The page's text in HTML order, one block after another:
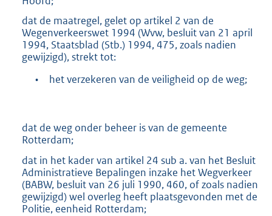
dat de maatregel, gelet op artikel 2 van de
Wegenverkeerswet 1994 (Wvw, besluit van 21 april
1994, Staatsblad (Stb.) 1994, 475, zoals nadien
gewijzigd), strekt tot:
•
het verzekeren van de veiligheid op de weg;
dat de weg onder beheer is van de gemeente
Rotterdam;
dat in het kader van artikel 24 sub a. van het Besluit
Administratieve Bepalingen inzake het Wegverkeer
(BABW, besluit van 26 juli 1990, 460, of zoals nadien
gewijzigd) wel overleg heeft plaatsgevonden met de
Politie, eenheid Rotterdam;